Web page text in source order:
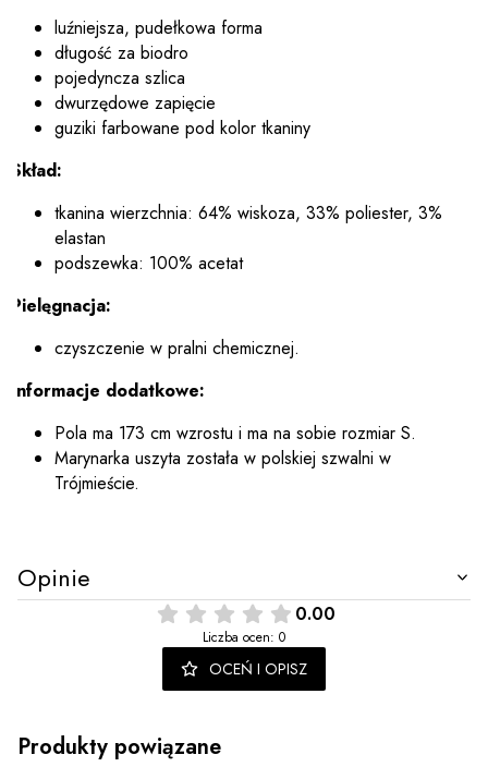
luźniejsza, pudełkowa forma
długość za biodro
pojedyncza szlica
dwurzędowe zapięcie
guziki farbowane pod kolor tkaniny
Skład:
tkanina wierzchnia: 64% wiskoza, 33% poliester, 3%
elastan
podszewka: 100% acetat
Pielęgnacja:
czyszczenie w pralni chemicznej.
Informacje dodatkowe:
Pola ma 173 cm wzrostu i ma na sobie rozmiar S.
Marynarka uszyta została w polskiej szwalni w
Trójmieście.
Opinie
0.00
Liczba ocen: 0
OCEŃ I OPISZ
Produkty powiązane